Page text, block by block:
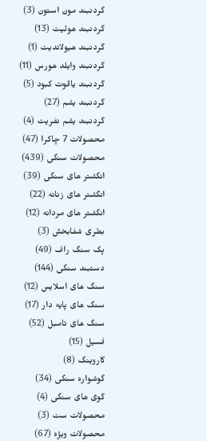
گردنبند مون استون
3
گردنبند هولیت
13
گردنبند هیولاندیت
1
گردنبند وایلد هورس
11
گردنبند یاقوت کبود
5
گردنبند یشم
27
گردنبند یشم نفریت
4
محصولات 7 چاکرا
47
محصولات سنگی
439
انگشتر های سنگی
39
انگشتر های زنانه
22
انگشتر های مردانه
12
بطری شفابخش
3
پک سنگ راف
49
دستبند سنگی
144
سنگ های اسلایس
12
سنگ های پایه دار 17
سنگ های تامبل
52
فسیل
15
کاروینگ
8
گوشواره سنگی
34
گوی های سنگی
4
محصولات ست
3
محصولات ویژه
67